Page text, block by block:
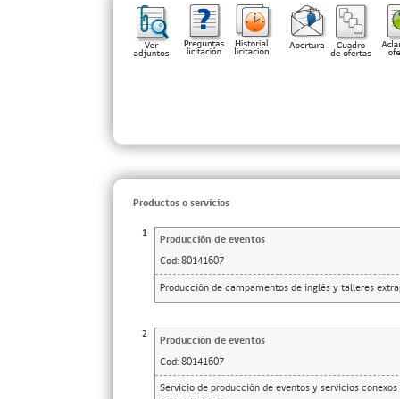
Productos o servicios
1
Producción de eventos
Cod: 80141607
Producción de campamentos de inglés y talleres
2
Producción de eventos
Cod: 80141607
Servicio de producción de eventos y servicios